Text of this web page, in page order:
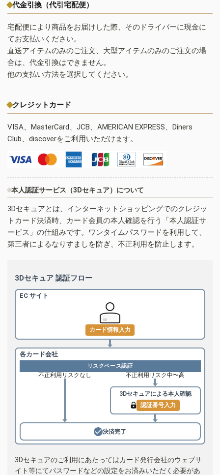
代金引換（代引宅配便）
宅配便により商品をお届けした際、そのドライバーに現金に
てお支払いください。
直送アイテムのみのご注文、大型アイテムのみのご注文の場
合は、代金引換はできません。
他の支払い方法を選択してください。
クレジットカード
VISA、MasterCard、JCB、AMERICAN EXPRESS、Diners
Club、discoverをご利用いただけます。
本人認証サービス（3Dセキュア）について
3Dセキュアとは、インターネットショッピングでのクレジッ
トカード決済時、カード会員の本人確認を行う「本人認証サ
ービス」の仕組みです。ワンタイムパスワードを利用して、
第三者によるなりすましを防ぎ、不正利用を防止します。
3Dセキュア 認証フロー
EC サイト
カード情報入力
各カード会社
リスクベース認証
不正利用リスクなし 不正利用リスク中〜高
3Dセキュアによる本人確認
認証番号入力
決済完了
3Dセキュアのご利用にあたってはカード発行会社のウェブサ
イト等にてパスワードなどの設定をお済みいただく必要があ